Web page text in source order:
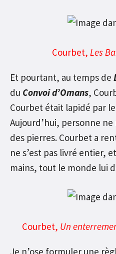
Courbet, Les
Et pourtant, au temps de
du Convoi d’Omans,
Courbet était lapidé par
Aujourd’hui, personne
des pierres. Courbet a
ne s’est pas livré entier,
mains, tout le monde lui
Courbet, Un
Je n’ose formuler une